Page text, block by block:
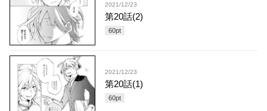
2021/12/23
第20話(2)
60pt
2021/12/23
第20話(1)
60pt